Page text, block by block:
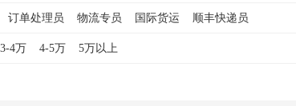
订单处理员 物流专员 国际货运
顺丰快递员
主管 仓库经理 物流运营
3-4万 4-5万 5万以上